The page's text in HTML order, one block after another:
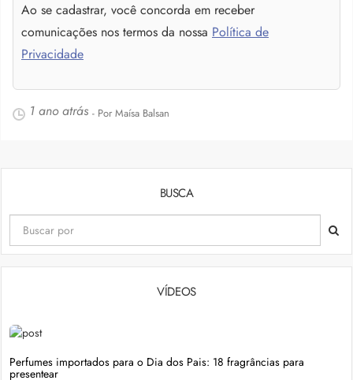
Ao se cadastrar, você concorda em receber
comunicações nos termos da nossa Política de
Privacidade
1 ano atrás - Por Maísa Balsan
BUSCA
VÍDEOS
Perfumes importados para o Dia dos Pais: 18 fragrâncias para
presentear